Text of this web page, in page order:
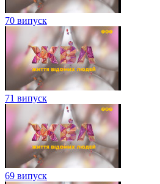
70 випуск
71 випуск
69 випуск